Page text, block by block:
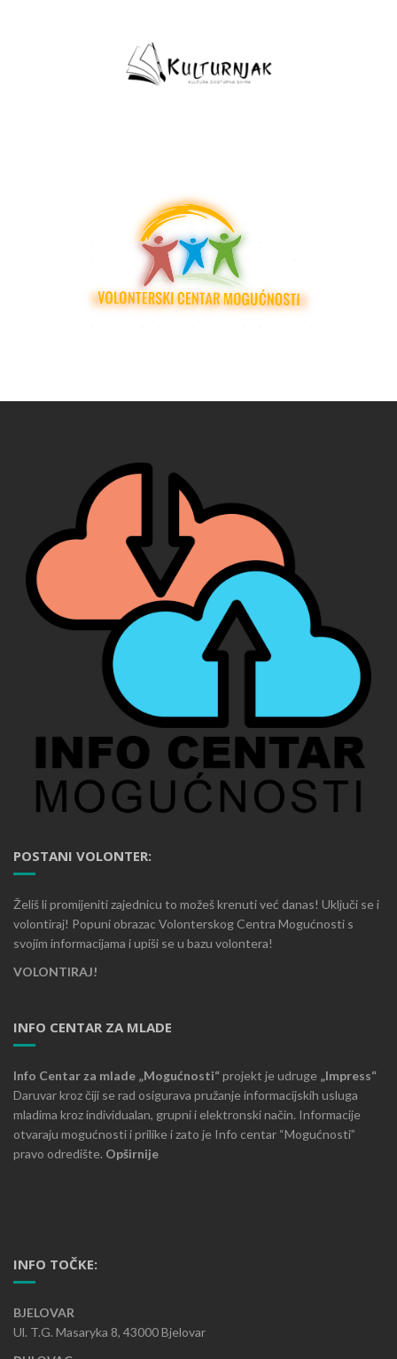
POSTANI VOLONTER:
Želiš li promijeniti zajednicu to možeš krenuti već danas! Uključi se i
volontiraj! Popuni obrazac Volonterskog Centra Mogućnosti s
svojim informacijama i upiši se u bazu volontera!
VOLONTIRAJ!
INFO CENTAR ZA MLADE
Info Centar za mlade „Mogućnosti“projekt je udruge „Impress“
Daruvar kroz čiji se rad osigurava pružanje informacijskih usluga
mladima kroz individualan, grupni i elektronski način. Informacije
otvaraju mogućnosti i prilike i zato je Info centar “Mogućnosti”
pravo odredište. Opširnije
INFO TOČKE:
BJELOVAR
Ul. T.G. Masaryka 8, 43000 Bjelovar